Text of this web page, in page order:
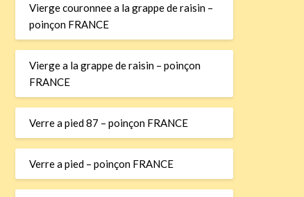
Vierge couronnee a la grappe de raisin –
poinçon FRANCE
Vierge a la grappe de raisin – poinçon
FRANCE
Verre a pied 87 – poinçon FRANCE
Verre a pied – poinçon FRANCE